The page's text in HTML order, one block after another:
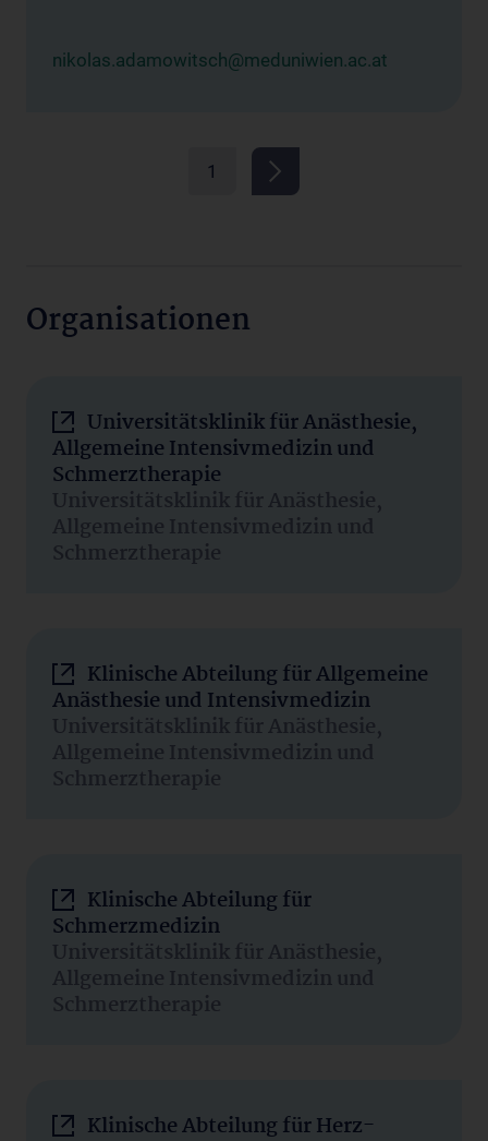
nikolas.adamowitsch@meduniwien.ac.at
1
Organisationen
Universitätsklinik für Anästhesie,
Allgemeine Intensivmedizin und
Schmerztherapie
Universitätsklinik für Anästhesie,
Allgemeine Intensivmedizin und
Schmerztherapie
Klinische Abteilung für Allgemeine
Anästhesie und Intensivmedizin
Universitätsklinik für Anästhesie,
Allgemeine Intensivmedizin und
Schmerztherapie
Klinische Abteilung für
Schmerzmedizin
Universitätsklinik für Anästhesie,
Allgemeine Intensivmedizin und
Schmerztherapie
Klinische Abteilung für Herz-